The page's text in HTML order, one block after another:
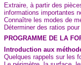
Extraire, à partir des
informations importantes
Connaître les modes de
Déterminer des ratios
PROGRAMME DE LA
Introduction aux
Quelques rappels sur les